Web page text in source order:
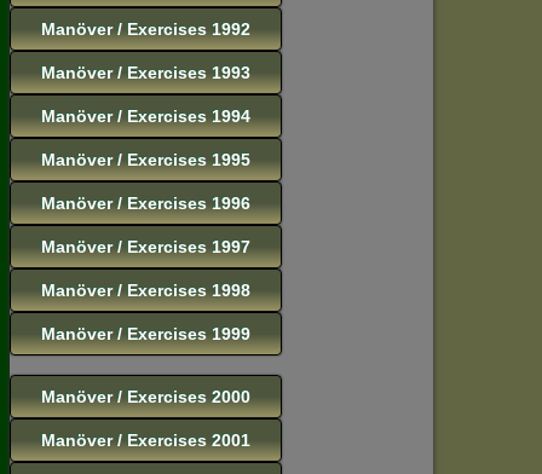
Manöver / Exercises 1992
Manöver / Exercises 1993
Manöver / Exercises 1994
Manöver / Exercises 1995
Manöver / Exercises 1996
Manöver / Exercises 1997
Manöver / Exercises 1998
Manöver / Exercises 1999
Manöver / Exercises 2000
Manöver / Exercises 2001